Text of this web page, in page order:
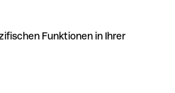
Funktionen in Ihrer